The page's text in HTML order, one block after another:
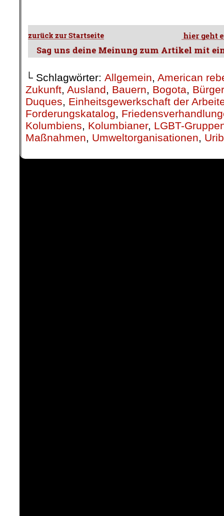
└ Schlagwörter: Allgemein, American
Zukunft, Ausland, Bauern, Bogota,
Duques, Einheitsgewerkschaft der
Forderungskatalog,
Kolumbiens, Kolumbianer, LGBT-
Maßnahmen, Umweltorganisationen,